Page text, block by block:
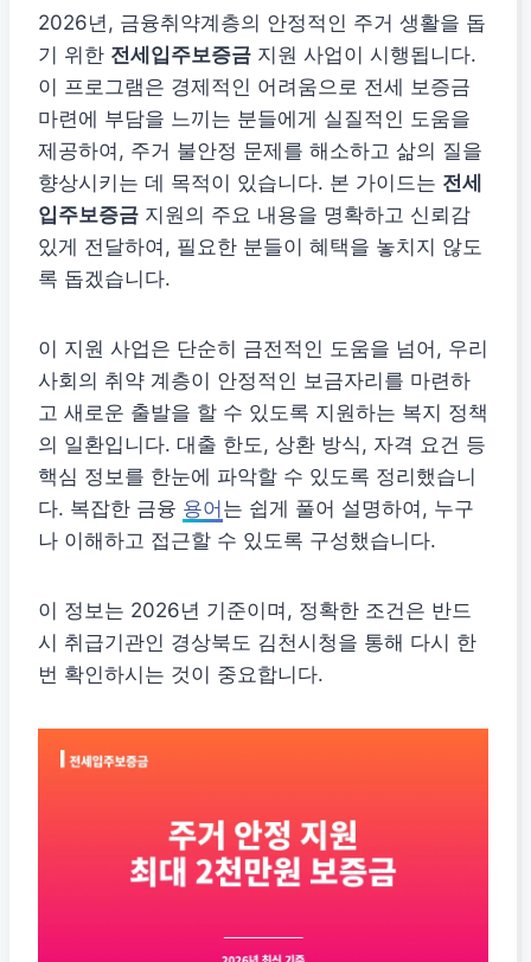
2026년, 금융취약계층의 안정적인 주거 생활을 돕
기 위한 전세입주보증금 지원 사업이 시행됩니다.
이 프로그램은 경제적인 어려움으로 전세 보증금
마련에 부담을 느끼는 분들에게 실질적인 도움을
제공하여, 주거 불안정 문제를 해소하고 삶의 질을
향상시키는 데 목적이 있습니다. 본 가이드는 전세
입주보증금 지원의 주요 내용을 명확하고 신뢰감
있게 전달하여, 필요한 분들이 혜택을 놓치지 않도
록 돕겠습니다.
이 지원 사업은 단순히 금전적인 도움을 넘어, 우리
사회의 취약 계층이 안정적인 보금자리를 마련하
고 새로운 출발을 할 수 있도록 지원하는 복지 정책
의 일환입니다. 대출 한도, 상환 방식, 자격 요건 등
핵심 정보를 한눈에 파악할 수 있도록 정리했습니
다. 복잡한 금융 용어는 쉽게 풀어 설명하여, 누구
나 이해하고 접근할 수 있도록 구성했습니다.
이 정보는 2026년 기준이며, 정확한 조건은 반드
시 취급기관인 경상북도 김천시청을 통해 다시 한
번 확인하시는 것이 중요합니다.